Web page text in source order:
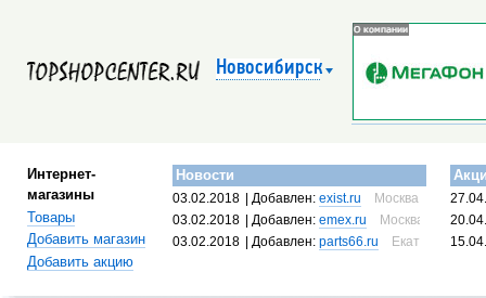
Новосибирск
Интернет-
магазины
Товары
Добавить магазин
Добавить акцию
Новости
03.02.2018 | Добавлен:exist.ru
Москва, Россия
03.02.2018
| Добавлен:emex.ru
Москва, Россия
03.02.2018
| Добавлен:parts66.ru Екатеринбург,